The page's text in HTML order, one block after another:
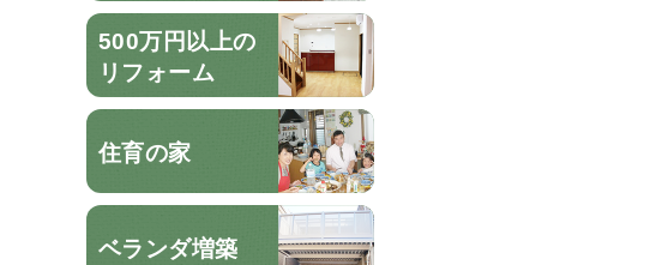
500万円以上の
リフォーム
住育の家
ベランダ増築